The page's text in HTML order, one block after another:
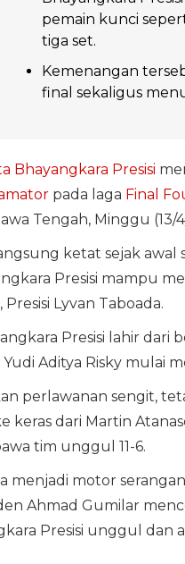
pemain kunci
tiga set.
Kemenangan
final sekaligus
Bhayangkara Presisi
pada laga Final
Tengah, Minggu (13/
ketat sejak
Presisi mampu
Lyvan Taboada.
Presisi lahir dari
Aditya Risky mulai
perlawanan sengit,
keras dari Martin
tim unggul 11-6.
menjadi motor
Ahmad Gumilar
Presisi unggul dan